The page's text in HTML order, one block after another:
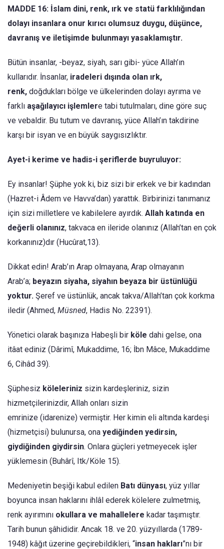
MADDE 16: İslam dini, renk, ırk ve statü farklılığından
dolayı insanlara onur kırıcı olumsuz duygu, düşünce,
davranış ve iletişimde bulunmayı yasaklamıştır.
Bütün insanlar, -beyaz, siyah, sarı gibi- yüce Allah’ın
kullarıdır. İnsanlar, iradeleri dışında olan ırk,
renk, doğdukları bölge ve ülkelerinden dolayı ayrıma ve
farklı aşağılayıcı işlemlere tabi tutulmaları, dine göre suç
ve vebaldir. Bu tutum ve davranış, yüce Allah’ın takdirine
karşı bir isyan ve en büyük saygısızlıktır.
Ayet-i kerime ve hadis-i şeriflerde buyruluyor:
Ey insanlar! Şüphe yok ki, biz sizi bir erkek ve bir kadından
(Hazret-i Âdem ve Havva’dan) yarattık. Birbirinizi tanımanız
için sizi milletlere ve kabilelere ayırdık. Allah katında en
değerli olanınız, takvaca en ileride olanınız (Allah’tan en çok
korkanınız)dır (Hucûrat,13).
Dikkat edin! Arab’ın Arap olmayana, Arap olmayanın
Arab’a; beyazın siyaha, siyahın beyaza bir üstünlüğü
yoktur. Şeref ve üstünlük, ancak takva/Allah’tan çok korkma
iledir (Ahmed, Müsned, Hadis No. 22391).
Yönetici olarak başınıza Habeşli bir köle dahi gelse, ona
itâat ediniz (Dârimî, Mukaddime, 16; İbn Mâce, Mukaddime
6, Cihâd 39).
Şüphesiz köleleriniz sizin kardeşleriniz, sizin
hizmetçilerinizdir, Allah onları sizin
emrinize (idarenize) vermiştir. Her kimin eli altında kardeşi
(hizmetçisi) bulunursa, ona yediğinden yedirsin,
giydiğinden giydirsin. Onlara güçleri yetmeyecek işler
yüklemesin (Buhârî, Itk/Köle 15).
Medeniyetin beşiği kabul edilen Batı dünyası, yüz yıllar
boyunca insan haklarını ihlâl ederek kölelere zulmetmiş,
renk ayırımını okullara ve mahallelere kadar taşımıştır.
Tarih bunun şâhididir. Ancak 18. ve 20. yüzyıllarda (1789-
1948) kâğıt üzerine geçirebildikleri, “insan hakları”nı bir